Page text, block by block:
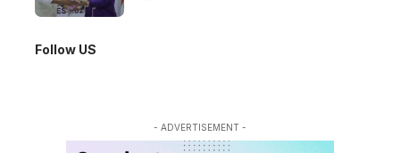
Follow US
- ADVERTISEMENT -